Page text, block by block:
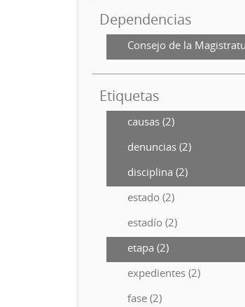
Dependencias
Consejo de la
Etiquetas
causas (2)
denuncias (2)
disciplina (2)
estado (2)
estadío (2)
etapa (2)
expedientes (2)
fase (2)